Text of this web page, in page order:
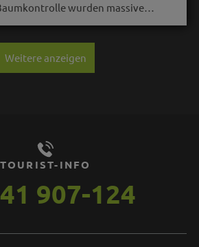
wurden massive…
Weitere anzeigen
TOURIST-INFO
907-124